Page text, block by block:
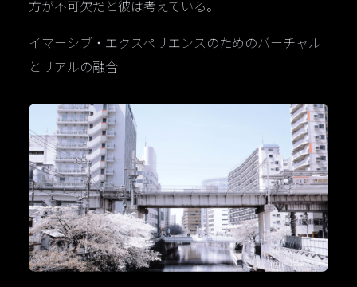
方が不可欠だと彼は考えている。
イマーシブ・エクスペリエンスのためのバーチャル
とリアルの融合